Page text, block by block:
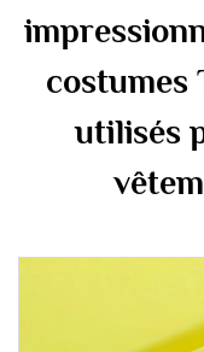
costumes
utilisés